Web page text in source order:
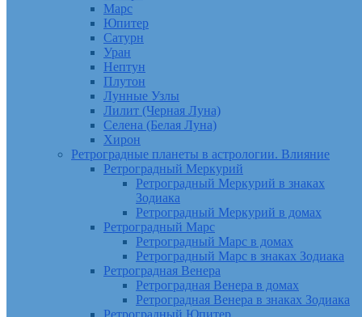
Марс
Юпитер
Сатурн
Уран
Нептун
Плутон
Лунные Узлы
Лилит (Черная Луна)
Селена (Белая Луна)
Хирон
Ретроградные планеты в астрологии. Влияние
Ретроградный Меркурий
Ретроградный Меркурий в знаках
Зодиака
Ретроградный Меркурий в домах
Ретроградный Марс
Ретроградный Марс в домах
Ретроградный Марс в знаках Зодиака
Ретроградная Венера
Ретроградная Венера в домах
Ретроградная Венера в знаках Зодиака
Ретроградный Юпитер